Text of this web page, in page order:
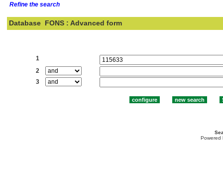
Refine the search
Database FONS : Advanced form
1
2
3